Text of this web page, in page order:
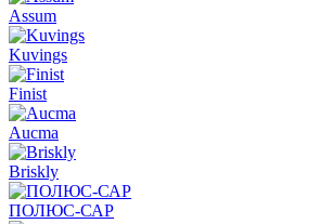
Assum
Kuvings
Finist
Aucma
Briskly
ПОЛЮС-САР